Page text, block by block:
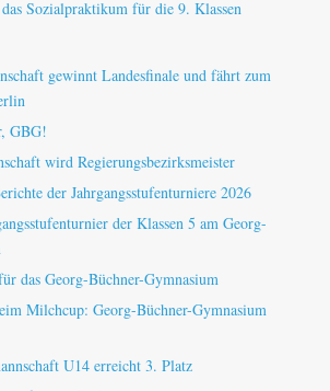
Sozialpraktikum für die 9. Klassen
gewinnt Landesfinale und fährt zum
GBG!
wird Regierungsbezirksmeister
der Jahrgangsstufenturniere 2026
der Klassen 5 am Georg-
das Georg-Büchner-Gymnasium
Milchcup: Georg-Büchner-Gymnasium
U14 erreicht 3. Platz